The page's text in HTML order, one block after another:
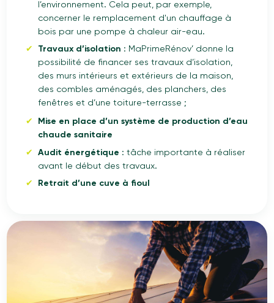
l’environnement. Cela peut, par exemple,
concerner le remplacement d'un chauffage à
bois par une pompe à chaleur air-eau.
Travaux d’isolation : MaPrimeRénov’ donne la
possibilité de financer ses travaux d’isolation,
des murs intérieurs et extérieurs de la maison,
des combles aménagés, des planchers, des
fenêtres et d’une toiture-terrasse ;
Mise en place d’un système de production d’eau
chaude sanitaire
Audit énergétique : tâche importante à réaliser
avant le début des travaux.
Retrait d’une cuve à fioul